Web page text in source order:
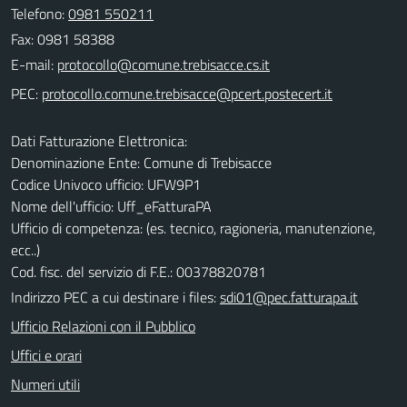
Telefono:0981 550211
Fax: 0981 58388
E-mail:
PEC:
Dati Fatturazione Elettronica:
Denominazione Ente: Comune di Trebisacce
Codice Univoco ufficio: UFW9P1
Nome dell'ufficio: Uff_eFatturaPA
Ufficio di competenza: (es. tecnico, ragioneria, manutenzione,
ecc..)
Cod. fisc. del servizio di F.E.: 00378820781
Indirizzo PEC a cui destinare i files:sdi01@pec.fatturapa.it
Ufficio Relazioni con il Pubblico
Uffici e orari
Numeri utili